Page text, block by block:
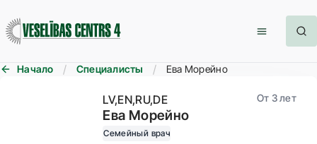
Начало Специалисты Ева Морейно
LV EN RU DE От 3 лет
Ева Морейно
Cемейный врач